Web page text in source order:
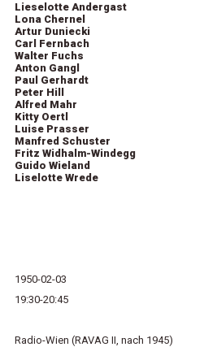
Lieselotte Andergast
Lona Chernel
Artur Duniecki
Carl Fernbach
Walter Fuchs
Anton Gangl
Paul Gerhardt
Peter Hill
Alfred Mahr
Kitty Oertl
Luise Prasser
Manfred Schuster
Fritz Widhalm-Windegg
Guido Wieland
Liselotte Wrede
1950-02-03
19:30-20:45
Radio-Wien (RAVAG II, nach 1945)